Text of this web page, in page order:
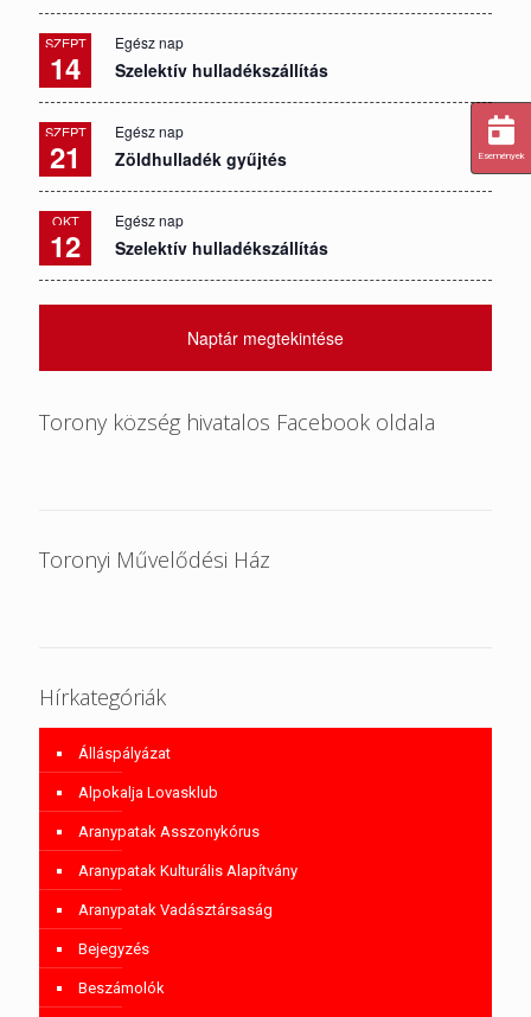
SZEPT
14
Egész nap
Szelektív hulladékszállítás
SZEPT
21
Egész nap
Zöldhulladék gyűjtés
OKT
12
Egész nap
Szelektív hulladékszállítás
Naptár megtekintése
Torony község hivatalos Facebook oldala
Toronyi Művelődési Ház
Hírkategóriák
Álláspályázat
Alpokalja Lovasklub
Aranypatak Asszonykórus
Aranypatak Kulturális Alapítvány
Aranypatak Vadásztársaság
Bejegyzés
Beszámolók
Események